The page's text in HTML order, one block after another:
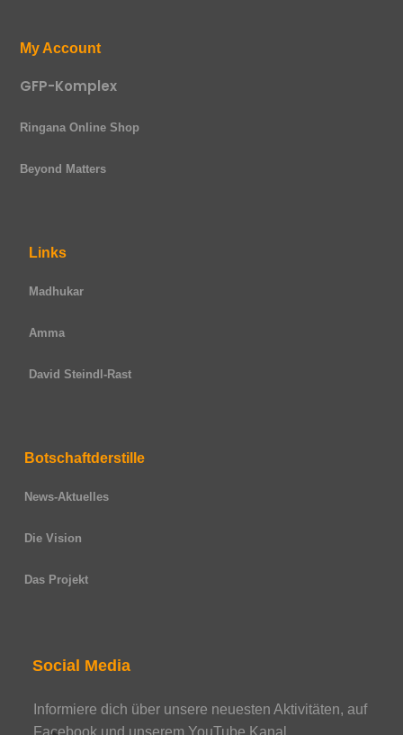
My Account
GFP-Komplex
Ringana Online Shop
Beyond Matters
Links
Madhukar
Amma
David Steindl-Rast
Botschaftderstille
News-Aktuelles
Die Vision
Das Projekt
Social Media
Informiere dich über unsere neuesten Aktivitäten, auf
Facebook und unserem YouTube Kanal.